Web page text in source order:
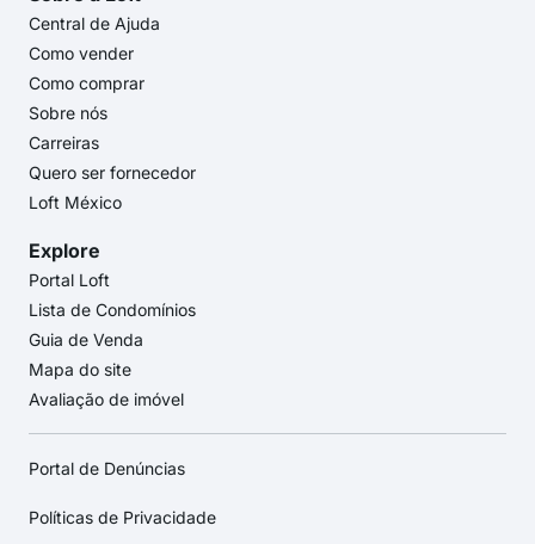
Central de Ajuda
Como vender
Como comprar
Sobre nós
Carreiras
Quero ser fornecedor
Loft México
Explore
Portal Loft
Lista de Condomínios
Guia de Venda
Mapa do site
Avaliação de imóvel
Portal de Denúncias
Políticas de Privacidade